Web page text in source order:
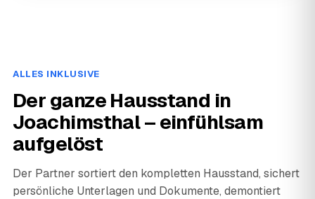
ALLES INKLUSIVE
Der ganze Hausstand in
Joachimsthal – einfühlsam
aufgelöst
Der Partner sortiert den kompletten Hausstand, sichert
persönliche Unterlagen und Dokumente, demontiert